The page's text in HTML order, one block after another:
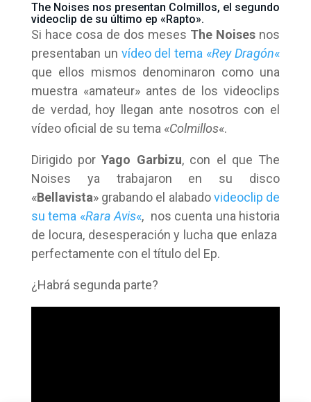
The Noises nos presentan Colmillos, el segundo
videoclip de su último ep «Rapto».
Si hace cosa de dos meses The Noises nos
presentaban un vídeo del tema «Rey Dragón«
que ellos mismos denominaron como una
muestra «amateur» antes de los videoclips
de verdad, hoy llegan ante nosotros con el
vídeo oficial de su tema «Colmillos«.
Dirigido porYago Garbizu, con el que The
Noises ya trabajaron en su disco
«Bellavista» grabando el alabadovideoclip de
su tema «Rara Avis«, nos cuenta una historia
de locura, desesperación y lucha que enlaza
perfectamente con el título del Ep.
¿Habrá segunda parte?